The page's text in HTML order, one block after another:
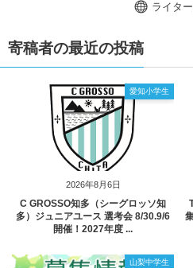
ライタ
寄稿者の最近の投稿
2026年8月6日
愛知小学生
C GROSSO知多（シーグロッソ知
多）ジュニアユース 選考会 8/30.9/6
開催！2027年度 ...
山梨中学生